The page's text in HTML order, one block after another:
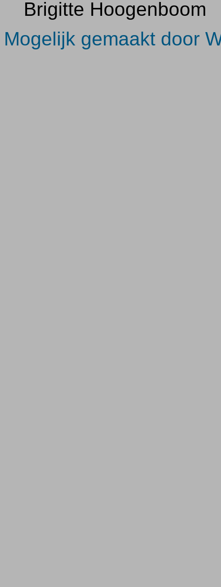
Brigitte Hoogenboom
Mogelijk gemaakt door